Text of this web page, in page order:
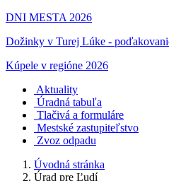
DNI MESTA 2026
Dožinky v Turej Lúke -
Kúpele v regióne 2026
Aktuality
Úradná tabuľa
Tlačivá a formuláre
Mestské zastupiteľstvo
Zvoz odpadu
Úvodná stránka
Úrad pre Ľudí